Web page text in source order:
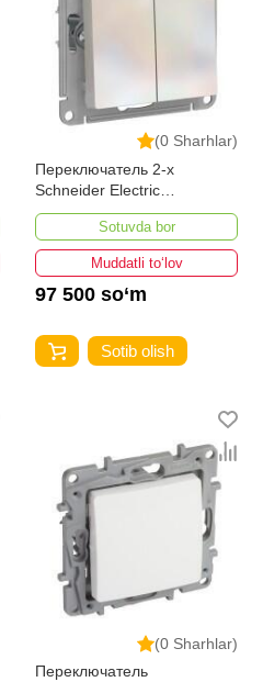
(0 Sharhlar)
Переключатель 2-х
Schneider Electric
AtlasDesign жемчуг
Sotuvda bor
Muddatli to‘lov
97 500 so‘m
Sotib olish
(0 Sharhlar)
Переключатель